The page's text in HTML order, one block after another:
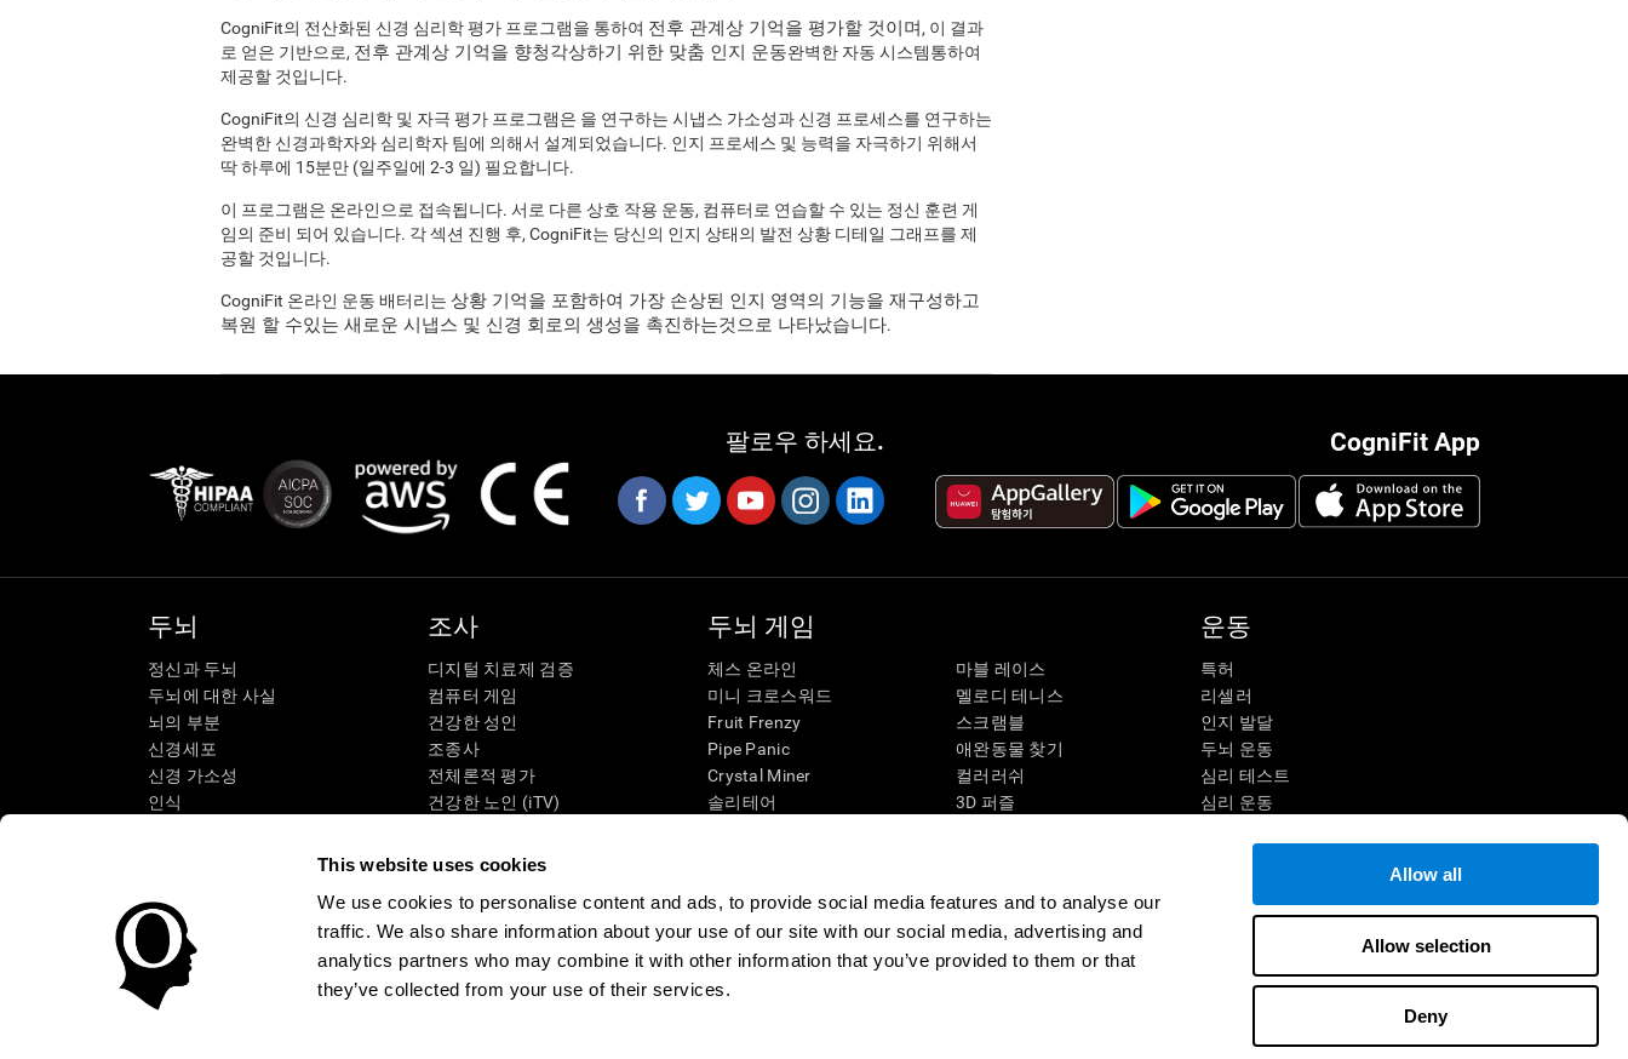
This website uses cookies
We use cookies to personalise content and ads, to provide social media features and to analyse our
traffic. We also share information about your use of our site with our social media, advertising and
analytics partners who may combine it with other information that you’ve provided to them or that
they’ve collected from your use of their services.
Allow all
Allow selection
Deny
CogniFit의 전산화된 신경 심리학 평가 프로그램을 통하여 전후 관계상 기억을 평가할 것이며, 이 결과
로 얻은 기반으로, 전후 관계상 기억을 향청각상하기 위한 맞춤 인지 운동완벽한 자동 시스템통하여
제공할 것입니다.
CogniFit의 신경 심리학 및 자극 평가 프로그램은 을 연구하는 시냅스 가소성과 신경 프로세스를 연구하는
완벽한 신경과학자와 심리학자 팀에 의해서 설계되었습니다. 인지 프로세스 및 능력을 자극하기 위해서
딱 하루에 15분만 (일주일에 2-3 일) 필요합니다.
이 프로그램은 온라인으로 접속됩니다. 서로 다른 상호 작용 운동, 컴퓨터로 연습할 수 있는 정신 훈련 게
임의 준비 되어 있습니다. 각 섹션 진행 후, CogniFit는 당신의 인지 상태의 발전 상황 디테일 그래프를 제
공할 것입니다.
CogniFit 온라인 운동 배터리는 상황 기억을 포함하여 가장 손상된 인지 영역의 기능을 재구성하고
복원 할 수있는 새로운 시냅스 및 신경 회로의 생성을 촉진하는것으로 나타났습니다.
CogniFit App
팔로우 하세요.
두뇌
정신과 두뇌
두뇌에 대한 사실
뇌의 부분
신경세포
신경 가소성
인식
집행 기능
지각력
주의력
조사
디지털 치료제 검증
컴퓨터 게임
건강한 성인
조종사
전체론적 평가
건강한 노인 (iTV)
노인의 인지 상태
SG4D 분류
두뇌 게임
체스 온라인
미니 크로스워드
Fruit Frenzy
Pipe Panic
Crystal Miner
솔리테어
나를 미치게해
비주얼 크로스 워드
짝 맞추기
수학적 혼돈
마블 레이스
멜로디 테니스
스크램블
애완동물 찾기
컬러러쉬
3D 퍼즐
보드 게임
기억력을 위한 온라인 게임
두뇌 게임
운동
특허
리셀러
인지 발달
두뇌 운동
심리 테스트
심리 운동
독해 이해
IQ 테스트